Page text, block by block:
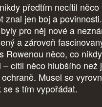
předtím necítil
znal jen boj a
pro něj nové a
a zároveň
Rowenou něco, co
– cítil něco hlubšího než
Musel se
se s tím vypořádat.